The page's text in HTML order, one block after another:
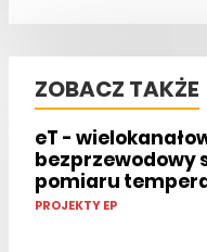
ZOBACZ TAKŻE
eT -
bezprzewodowy
pomiaru
PROJEKTY EP